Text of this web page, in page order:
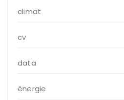
climat
cv
data
énergie